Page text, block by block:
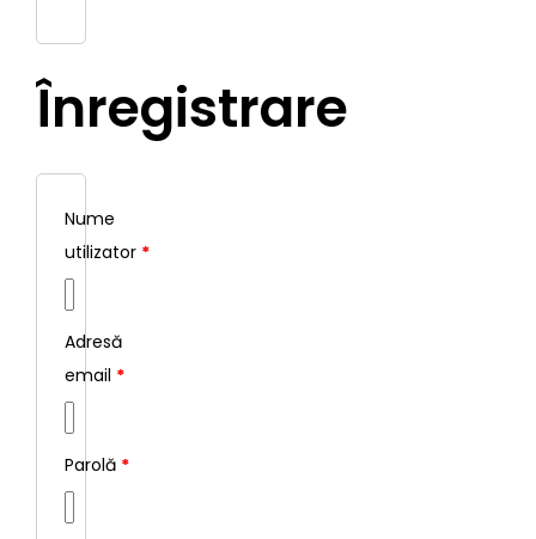
Înregistrare
Nume
utilizator *
Adresă
email *
Parolă *